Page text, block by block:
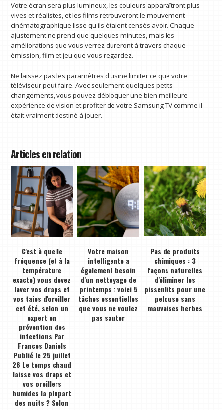
Votre écran sera plus lumineux, les couleurs apparaîtront plus
vives et réalistes, et les films retrouveront le mouvement
cinématographique lisse qu'ils étaient censés avoir. Chaque
ajustement ne prend que quelques minutes, mais les
améliorations que vous verrez dureront à travers chaque
émission, film et jeu que vous regardez.
Ne laissez pas les paramètres d'usine limiter ce que votre
téléviseur peut faire. Avec seulement quelques petits
changements, vous pouvez débloquer une bien meilleure
expérience de vision et profiter de votre Samsung TV comme il
était vraiment destiné à jouer.
Articles en relation
C'est à quelle
fréquence (et à la
température
exacte) vous devez
laver vos draps et
vos taies d'oreiller
cet été, selon un
expert en
prévention des
infections Par
Frances Daniels
Publié le 25 juillet
26 Le temps chaud
laisse vos draps et
vos oreillers
humides la plupart
des nuits ? Selon
Votre maison
intelligente a
également besoin
d'un nettoyage de
printemps : voici 5
tâches essentielles
que vous ne voulez
pas sauter
Pas de produits
chimiques : 3
façons naturelles
d'éliminer les
pissenlits pour une
pelouse sans
mauvaises herbes